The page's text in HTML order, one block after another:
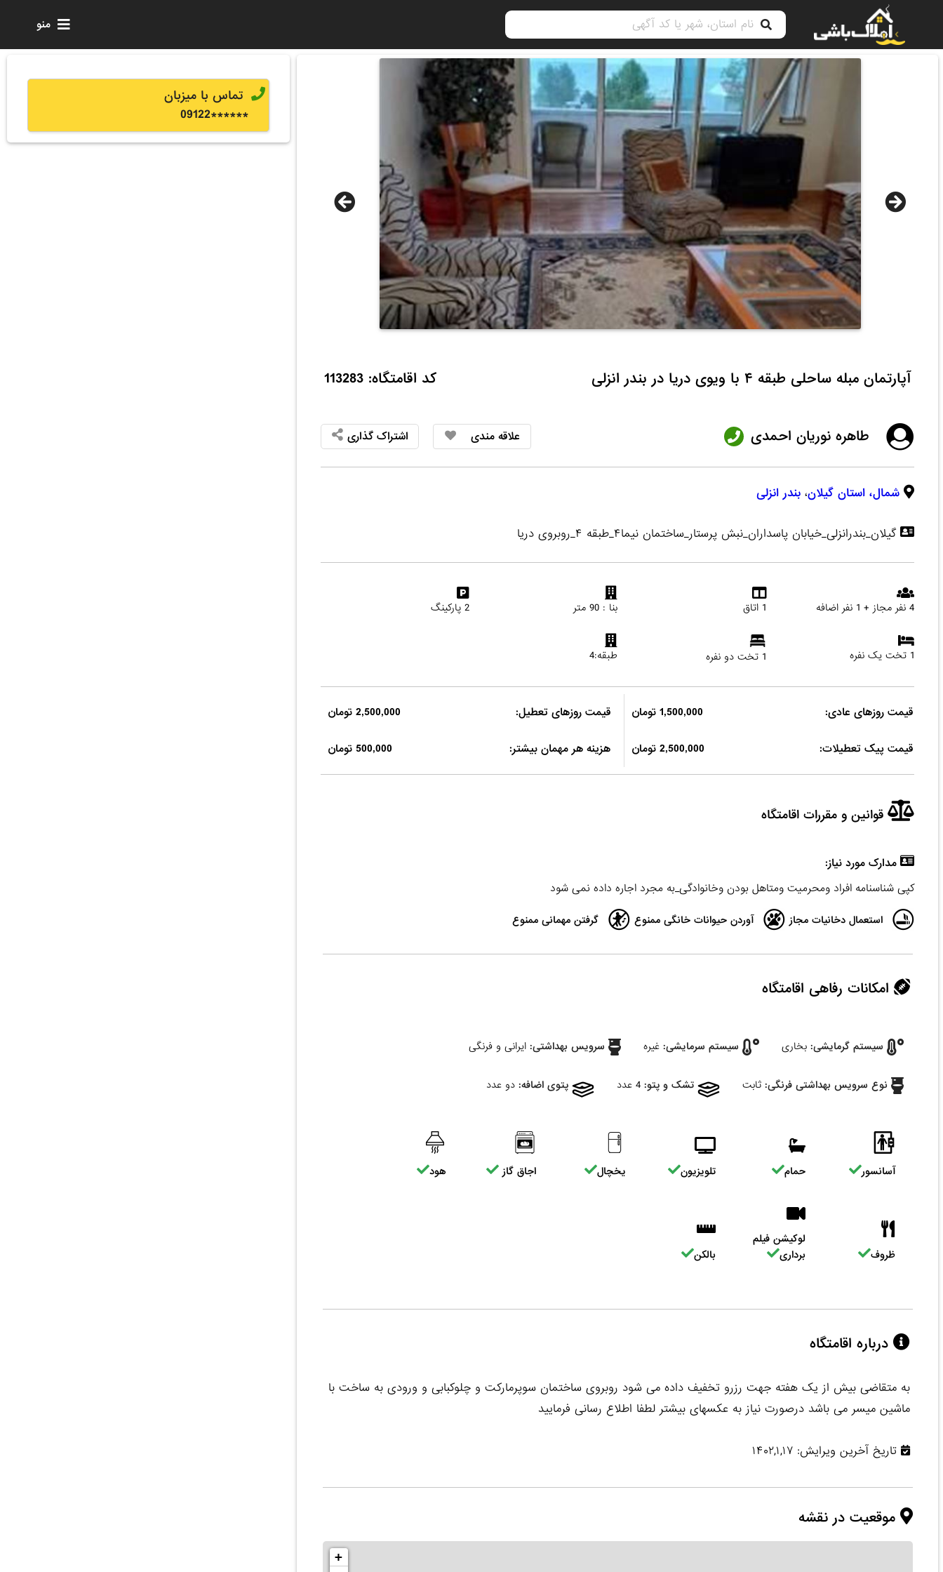
منو
آپارتمان مبله ساحلی طبقه ۴ با ویوی دریا در بندر انزلی کد اقامتگاه: 113283
طاهره نوریان احمدی علاقه مندی اشتراک گذاری
شمال، استان گیلان، بندر انزلی
گیلان_بندرانزلی_خیابان پاسداران_نبش پرستار_ساختمان نیما۴_طبقه ۴_روبروی دریا
4 نفر مجاز + 1 نفر اضافه 1 اتاق بنا : 90 متر 2 پارکینگ
1 تخت یک نفره 1 تخت دو نفره طبقه:4
قیمت روزهای عادی: 1,500,000 تومان قیمت روزهای تعطیل: 2,500,000 تومان
قیمت پیک تعطیلات: 2,500,000 تومان هزینه هر مهمان بیشتر: 500,000 تومان
قوانین و مقررات اقامتگاه
مدارک مورد نیاز:
کپی شناسنامه افراد ومحرمیت ومتاهل بودن وخانوادگی_به مجرد اجاره داده نمی شود
استعمال دخانیات مجاز آوردن حیوانات خانگی ممنوع گرفتن مهمانی ممنوع
امکانات رفاهی اقامتگاه
سیستم گرمایشی: بخاری سیستم سرمایشی: غیره سرویس بهداشتی: ایرانی و فرنگی
نوع سرویس بهداشتی فرنگی: ثابت تشک و پتو: 4 عدد پتوی اضافه: دو عدد
آسانسور حمام تلویزیون یخچال اجاق گاز هود
ظروف
لوکیشن فیلم
برداری
بالکن
درباره اقامتگاه
به متقاضی بیش از یک هفته جهت رزرو تخفیف داده می شود روبروی ساختمان سوپرمارکت و چلوکبابی و ورودی به ساخت با
ماشین میسر می باشد درصورت نیاز به عکسهای بیشتر لطفا اطلاع رسانی فرمایید
تاریخ آخرین ویرایش: ۱۴۰۲,۱,۱۷
موقعیت در نقشه
+
تماس با میزبان
******
09122